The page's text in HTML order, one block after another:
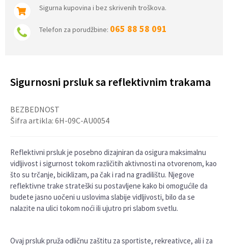
Sigurna kupovina i bez skrivenih troškova.
Telefon za porudžbine: 065 88 58 091
Sigurnosni prsluk sa reflektivnim trakama
BEZBEDNOST
Šifra artikla: 6H-09C-AU0054
Reflektivni prsluk je posebno dizajniran da osigura maksimalnu
vidljivost i sigurnost tokom različitih aktivnosti na otvorenom, kao
što su trčanje, biciklizam, pa čak i rad na gradilištu. Njegove
reflektivne trake strateški su postavljene kako bi omogućile da
budete jasno uočeni u uslovima slabije vidljivosti, bilo da se
nalazite na ulici tokom noći ili ujutro pri slabom svetlu.
Ovaj prsluk pruža odličnu zaštitu za sportiste, rekreativce, ali i za